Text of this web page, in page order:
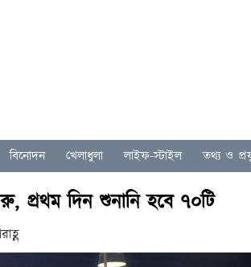
বিনোদন খেলাধুলা লাইফ-স্টাইল তথ্য ও
প্রথম দিন শুনানি হবে ৭০টি